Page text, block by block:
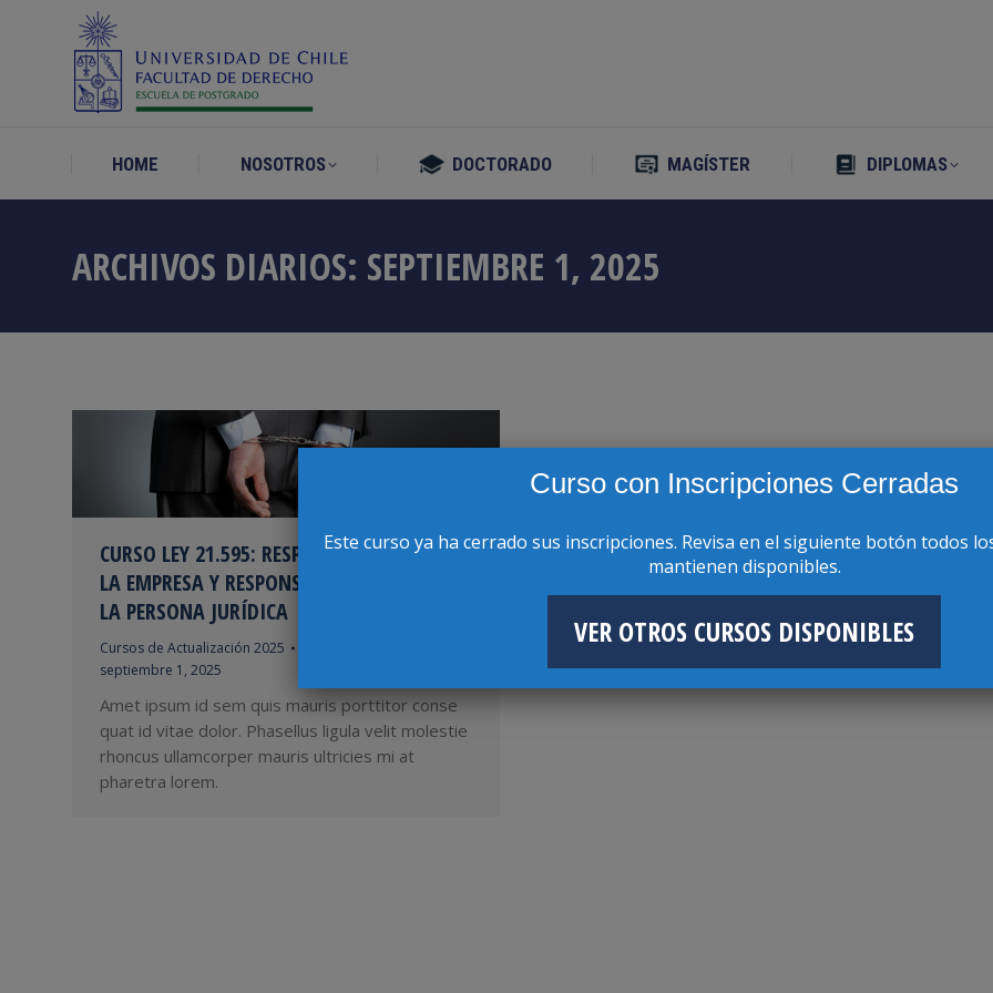
HOME NOSOTROS DOCTORADO MAGÍSTER DIPLOMAS
ARCHIVOS DIARIOS: SEPTIEMBRE 1, 2025
CURSO LEY 21.595: RESPONSABILIDAD EN
LA EMPRESA Y RESPONSABILIDAD PENAL DE
LA PERSONA JURÍDICA
Cursos de Actualización 2025
septiembre 1, 2025
Amet ipsum id sem quis mauris porttitor conse
quat id vitae dolor. Phasellus ligula velit molestie
rhoncus ullamcorper mauris ultricies mi at
pharetra lorem.
Curso con Inscripciones Cerradas
Este curso ya ha cerrado sus inscripciones. Revisa en el siguiente botón todos
mantienen disponibles.
VER OTROS CURSOS DISPONIBLES
HOME